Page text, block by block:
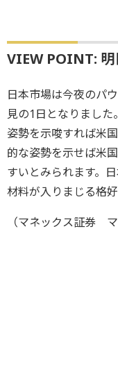
VIEW POINT: 明
日本市場は今夜のパ
見の1日となりまし
姿勢を示唆すれば米
的な姿勢を示せば米
すいとみられます。
材料が入りまじる格
（マネックス証券